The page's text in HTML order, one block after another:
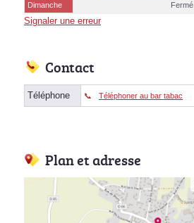
Dimanche
Fermé
Signaler une erreur
Contact
Téléphone Téléphoner au bar tabac
Plan et adresse